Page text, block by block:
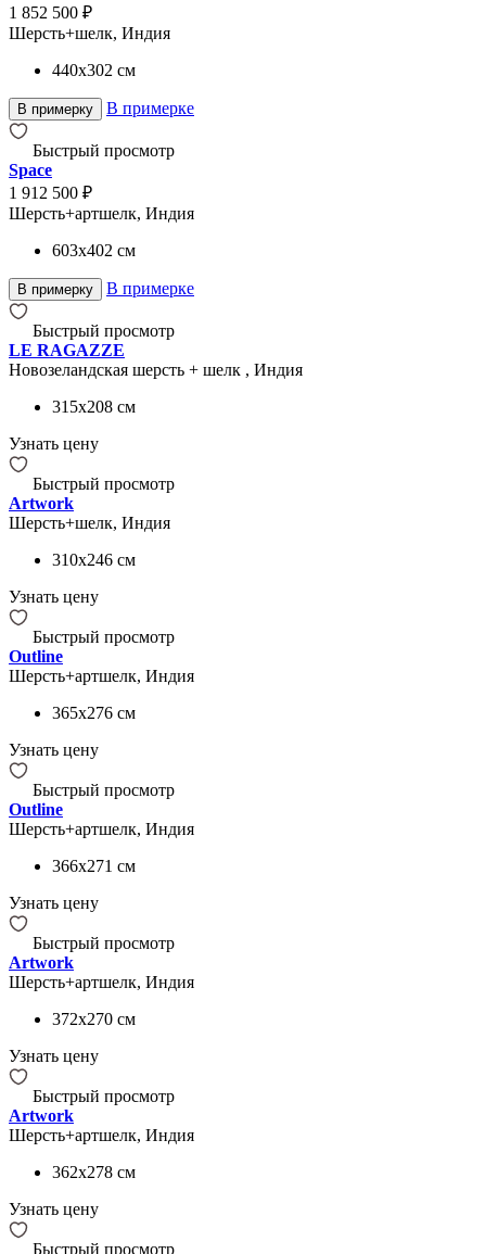
1 852 500 ₽
Шерсть+шелк, Индия
440x302 см
В примерку В примерке
Быстрый просмотр
Space
1 912 500 ₽
Шерсть+артшелк, Индия
603x402 см
В примерку В примерке
Быстрый просмотр
LE RAGAZZE
Новозеландская шерсть + шелк , Индия
315x208 см
Узнать цену
Быстрый просмотр
Artwork
Шерсть+шелк, Индия
310x246 см
Узнать цену
Быстрый просмотр
Outline
Шерсть+артшелк, Индия
365x276 см
Узнать цену
Быстрый просмотр
Outline
Шерсть+артшелк, Индия
366x271 см
Узнать цену
Быстрый просмотр
Artwork
Шерсть+артшелк, Индия
372x270 см
Узнать цену
Быстрый просмотр
Artwork
Шерсть+артшелк, Индия
362x278 см
Узнать цену
Быстрый просмотр